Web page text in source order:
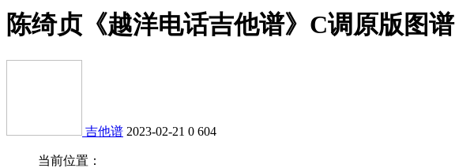
陈绮贞《越洋电话吉他谱》C调原版图谱
吉他谱 2023-02-21 0 604
当前位置：